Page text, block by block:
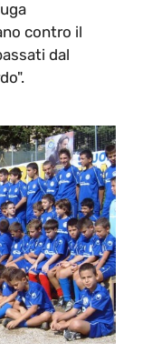
contro il
dal